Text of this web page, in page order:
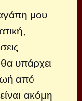
μου
υπάρχει
από
ακόμη